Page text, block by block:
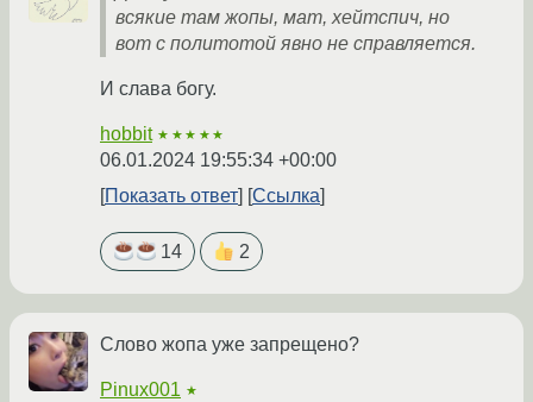
всякие там жопы, мат, хейтспич, но
вот с политотой явно не справляется.
И слава богу.
hobbit ★★★★★
06.01.2024 19:55:34 +00:00
Показать ответ
Ссылка
14 2
Слово жопа уже запрещено?
Pinux001 ★